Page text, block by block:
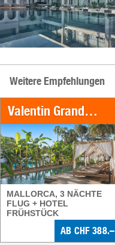
Weitere Empfehlungen
Valentin Grand Park Suite Hotel
MALLORCA, 3 NÄCHTE
FLUG + HOTEL
FRÜHSTÜCK
AB CHF 388.–